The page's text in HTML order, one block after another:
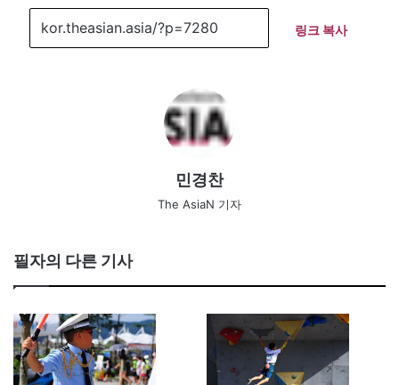
링크 복사
민경찬
The AsiaN 기자
필자의 다른 기사